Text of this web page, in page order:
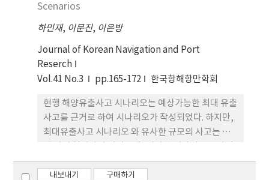
네트워크를 구성했으며, SNA의 측면에서 주요 철도
트워크를 비교했다. 유라시아 및 중국 네트워크에 대
한 분석을 통해 연결중심성과 매개중심성에서 각각
상위 30개 역을 제시했으며, 연결성 측면에서 태국 방
콕, 조지아의 트빌리시, 아제르바이젠의 바쿠, 중국
에서 아제르바이젠의 바쿠, 알야트, 중국의 바오지,
투르판, 우즈베키스탄의 카르시, 터키의 카스 등이 높
은 순위를 보 였다. 또한, 중국 네트워크에서는 쿤밍,
의 매개성이 높게 도출되었다. 중국에서 추진하 는 일
Scenarios
하민재, 이문진, 이은방
Journal of Korean Navigation and Port
Reserch
Vol.41 No.3
pp.165-172 한국항해항만학회
현행 해양유출사고 시나리오는 예상가능한 최대 유출
사고를 근거로 하여 시나리오가 작성되었다. 하지만,
최대유출사고 시나리오 와 유사한 규모의 사고는 실
으로 한 훈련이나 대응장비배치 등은 대비 측면에서
본다면 낮은 비용효율을 가지는 것으로 볼 수 있다. 현
내보내기 구매하기